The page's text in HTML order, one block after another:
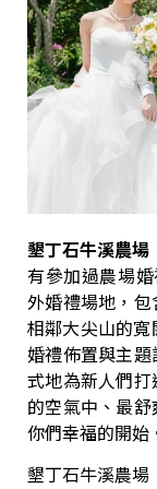
墾丁石牛溪農場
有參加過農場
外婚禮場地，
相鄰大尖山的
婚禮佈置與主
式地為新人們
的空氣中、最
你們幸福的開始
墾丁石牛溪農場